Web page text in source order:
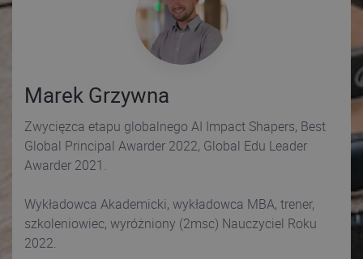
Marek Grzywna
Zwycięzca etapu globalnego AI Impact Shapers, Best
Global Principal Awarder 2022, Global Edu Leader
Awarder 2021.
Wykładowca Akademicki, wykładowca MBA, trener,
szkoleniowiec, wyróżniony (2msc) Nauczyciel Roku
2022.